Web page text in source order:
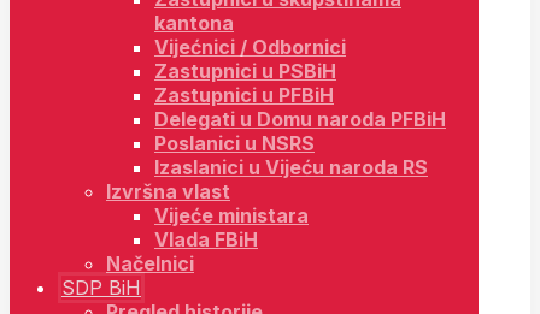
kantona
Vijećnici / Odbornici
Zastupnici u PSBiH
Zastupnici u PFBiH
Delegati u Domu naroda PFBiH
Poslanici u NSRS
Izaslanici u Vijeću naroda RS
Izvršna vlast
Vijeće ministara
Vlada FBiH
Načelnici
SDP BiH